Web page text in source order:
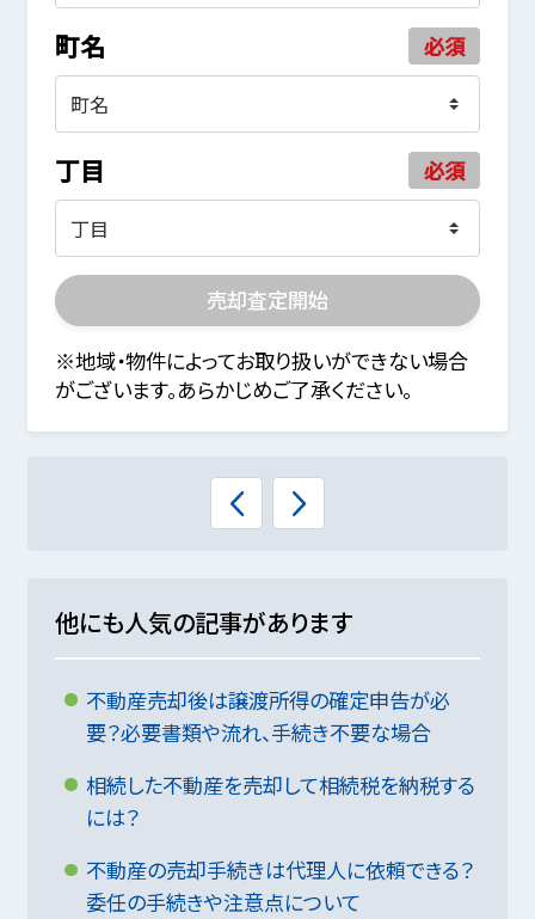
町名 必須
丁目 必須
売却査定開始
※地域・物件によってお取り扱いができない場合
がございます。あらかじめご了承ください。
他にも人気の記事があります
不動産売却後は譲渡所得の確定申告が必
要？必要書類や流れ、手続き不要な場合
相続した不動産を売却して相続税を納税する
には？
不動産の売却手続きは代理人に依頼できる？
委任の手続きや注意点について